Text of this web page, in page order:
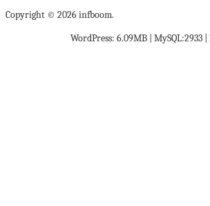
Copyright © 2026 infboom.
WordPress: 6.09MB | MySQL:2933 |